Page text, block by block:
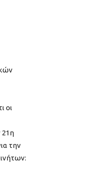
οι
21η
την